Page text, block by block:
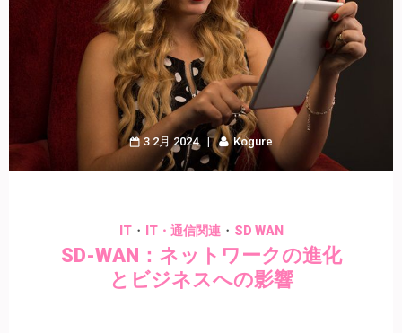
3 2月 2024 Kogure
IT・ IT・通信関連・ SD WAN
SD-WAN：ネットワークの進化
とビジネスへの影響